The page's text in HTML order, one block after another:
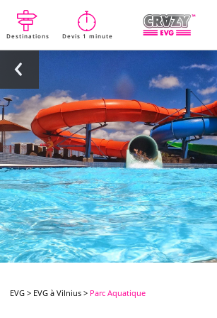
Destinations Devis 1 minute
EVG > EVG à Vilnius > Parc Aquatique